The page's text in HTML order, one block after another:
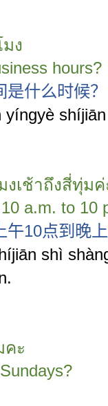
ง
hours?
什么时候？
yíngyè
งเช้าถึงสี่ทุ่มค่
a.m. to 10
午10点到晚上
shì
คะ